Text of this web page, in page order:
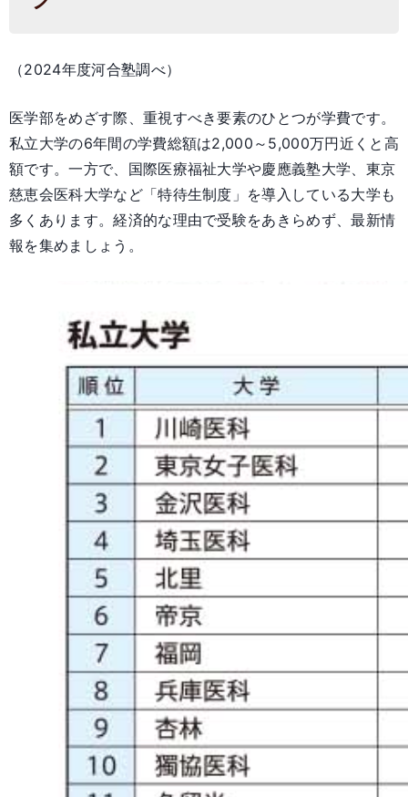
（2024年度河合塾調べ）
医学部をめざす際、重視すべき要素のひとつが学費です。
私立大学の6年間の学費総額は2,000～5,000万円近くと高
額です。一方で、国際医療福祉大学や慶應義塾大学、東京
慈恵会医科大学など「特待生制度」を導入している大学も
多くあります。経済的な理由で受験をあきらめず、最新情
報を集めましょう。